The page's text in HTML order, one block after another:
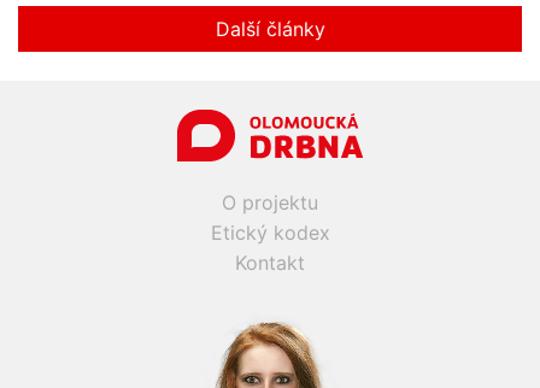
Další články
O projektu
Etický kodex
Kontakt